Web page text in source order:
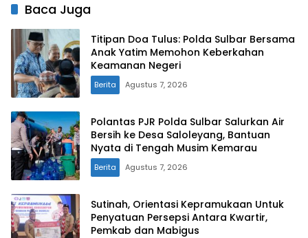
Baca Juga
Titipan Doa Tulus: Polda Sulbar Bersama
Anak Yatim Memohon Keberkahan
Keamanan Negeri
Berita Agustus 7, 2026
Polantas PJR Polda Sulbar Salurkan Air
Bersih ke Desa Saloleyang, Bantuan
Nyata di Tengah Musim Kemarau
Berita Agustus 7, 2026
Sutinah, Orientasi Kepramukaan Untuk
Penyatuan Persepsi Antara Kwartir,
Pemkab dan Mabigus